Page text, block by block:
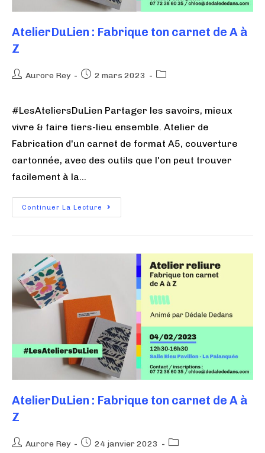
AtelierDuLien : Fabrique ton carnet de A à
Z
Aurore Rey 2 mars 2023
#LesAteliersDuLien Partager les savoirs, mieux
vivre & faire tiers-lieu ensemble. Atelier de
Fabrication d'un carnet de format A5, couverture
cartonnée, avec des outils que l'on peut trouver
facilement à la…
Continuer La Lecture
AtelierDuLien : Fabrique ton carnet de A à
Z
Aurore Rey 24 janvier 2023